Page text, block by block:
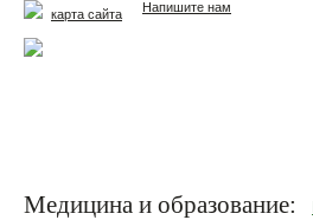
Напишите нам
карта сайта
Медицина и образование: